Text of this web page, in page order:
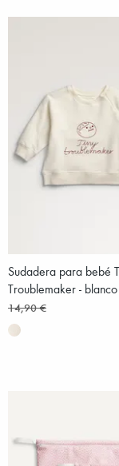
Sudadera para bebé
Troublemaker -
14,90 €